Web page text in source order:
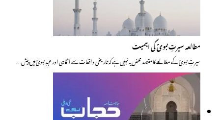
مطالعہ سیرتِ نبویؐ کی اہمیت
سیرتِ نبویؐ کے مطالعے کا مقصد محض یہ نہیں ہے کہ تاریخی واقعات سے آگاہی اور عہدِ نبویؐ میں پیش…